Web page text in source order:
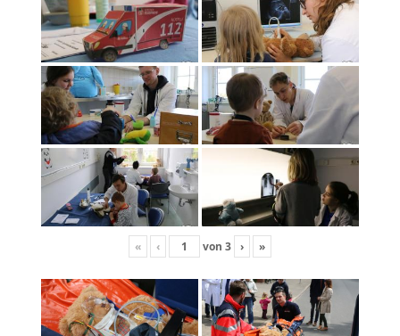
« ‹ von 3 › »